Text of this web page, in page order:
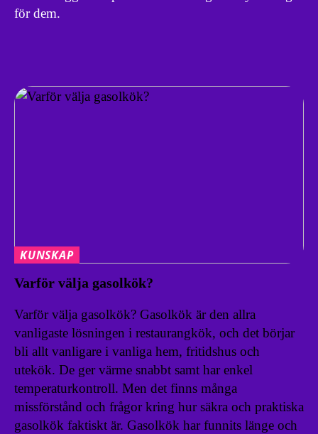
för dem.
KUNSKAP
Varför välja gasolkök?
Varför välja gasolkök? Gasolkök är den allra
vanligaste lösningen i restaurangkök, och det börjar
bli allt vanligare i vanliga hem, fritidshus och
utekök. De ger värme snabbt samt har enkel
temperaturkontroll. Men det finns många
missförstånd och frågor kring hur säkra och praktiska
gasolkök faktiskt är. Gasolkök har funnits länge och